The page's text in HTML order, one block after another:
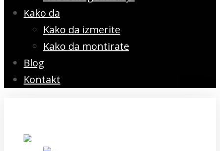
Kako da
Kako da izmerite
Kako da montirate
Blog
Kontakt